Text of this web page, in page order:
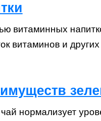
витаминных
витаминов и
нормализует